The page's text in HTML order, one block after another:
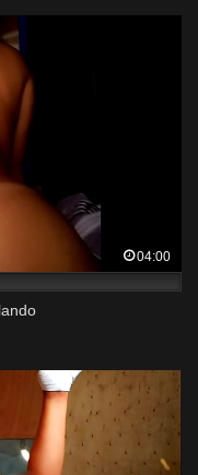
04:00